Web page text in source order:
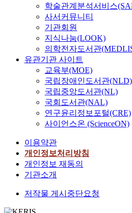
학술관계분석서비스
사서커뮤니티
기관회원
지식나눔(LOOK)
의학전자도서관
유관기관 사이트
교육부(MOE)
국립장애인도서관(NLD)
국립중앙도서관(NL)
국회도서관(NAL)
연구윤리정보포털(CRE)
사이언스온 (ScienceON)
이용약관
개인정보처리방침
개인정보 재동의
기관소개
저작물 게시중단요청